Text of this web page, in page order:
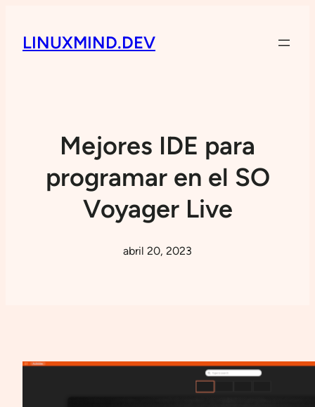
LINUXMIND.DEV
Mejores IDE para
programar en el SO
Voyager Live
abril 20, 2023